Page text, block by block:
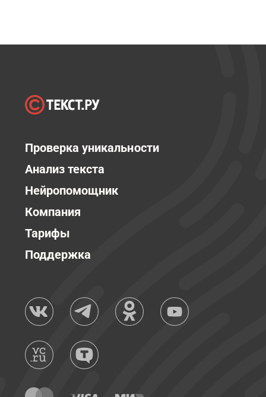
Проверка уникальности
Анализ текста
Нейропомощник
Компания
Тарифы
Поддержка